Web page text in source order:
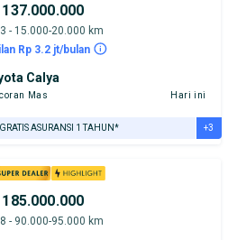
137.000.000
- 15.000-20.000 km
Rp 3.2 jt/bulan
Calya
Mas Hari ini
GRATIS ASURANSI 1 TAHUN* +3
185.000.000
- 90.000-95.000 km